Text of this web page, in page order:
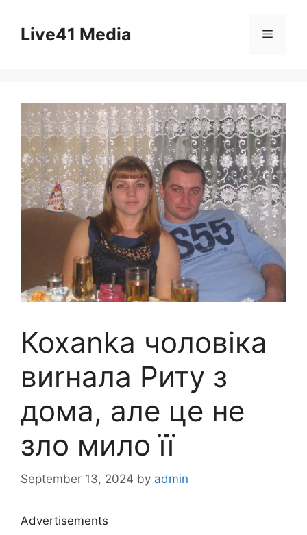
contentLive41 Media Menu
Кохаnkа чоловіка
виrнала Риту з
дома, але це не
зло мило її
September 13, 2024 by admin
Advertisements